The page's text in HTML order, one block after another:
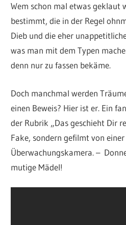
Wem schon mal etwas geklaut
bestimmt, die in der Regel
Dieb und die eher
was man mit dem Typen
denn nur zu fassen bekäme.
Doch manchmal werden
einen Beweis? Hier ist er. Ein
der Rubrik „Das geschieht Dir
Fake, sondern gefilmt von einer
Überwachungskamera. –
mutige Mädel!